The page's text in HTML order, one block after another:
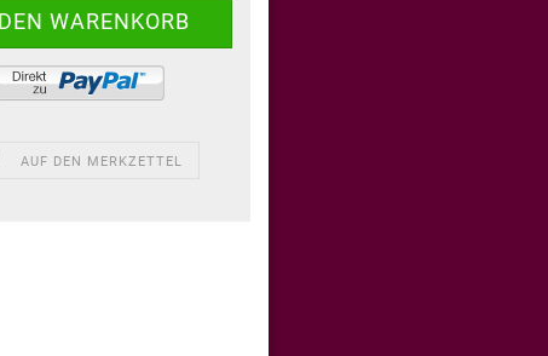
AUF DEN MERKZETTEL